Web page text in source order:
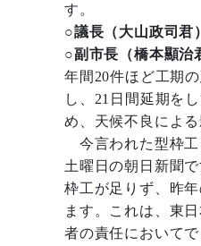
す。
○議長（大山政司
○副市長（橋本顯
年間20件ほど工期
し、21日間延期を
め、天候不良によ
今言われた型枠工
土曜日の朝日新聞
枠工が足りず、昨
ます。これは、東
者の責任において